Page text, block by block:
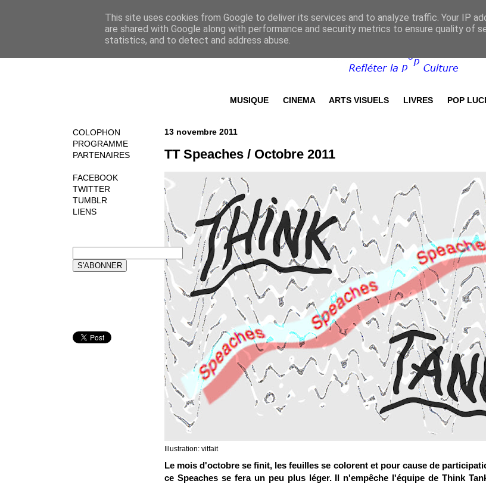
MUSIQUE CINEMA ARTS VISUELS LIVRES POP
13 novembre 2011
TT Speaches / Octobre 2011
Illustration: vitfait
Le mois d'octobre se finit, les feuilles se colorent et pour cause de
ce Speaches se fera un peu plus léger. Il n'empêche l'équipe de Think
COLOPHON
PROGRAMME
PARTENAIRES
FACEBOOK
TWITTER
TUMBLR
LIENS
This site uses cookies from Google to deliver its services and to analyze traffic. Your IP
are shared with Google along with performance and security metrics to ensure quality of
statistics, and to detect and address abuse.